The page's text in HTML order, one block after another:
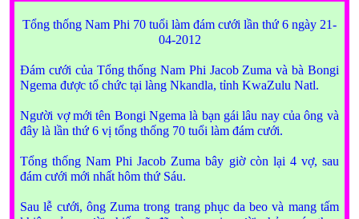
Tổng thống Nam Phi 70 tuổi làm đám cưới lần thứ 6 ngày 21-
04-2012
Đám cưới của Tổng thống Nam Phi Jacob Zuma và bà Bongi
Ngema được tổ chức tại làng Nkandla, tỉnh KwaZulu Natl.
Người vợ mới tên Bongi Ngema là bạn gái lâu nay của ông và
đây là lần thứ 6 vị tổng thống 70 tuổi làm đám cưới.
Tổng thống Nam Phi Jacob Zuma bây giờ còn lại 4 vợ, sau
đám cưới mới nhất hôm thứ Sáu.
Sau lễ cưới, ông Zuma trong trang phục da beo và mang tấm